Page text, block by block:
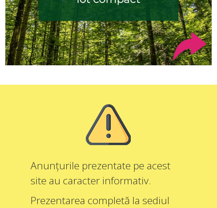
Anunțurile prezentate pe acest
site au caracter informativ.
Prezentarea completă la sediul